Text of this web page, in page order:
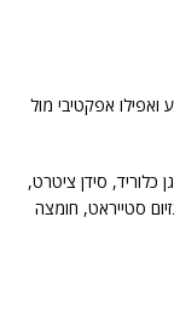
ואפילו אפקטיבי מול
כלוריד, סידן ציטרט,
סטייראט, חומצה